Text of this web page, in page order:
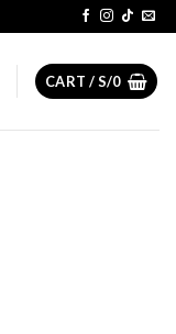
CART /S/0